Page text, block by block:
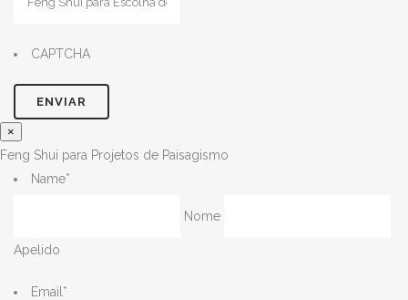
CAPTCHA
×
Feng Shui para Projetos de Paisagismo
Name*
Nome
Apelido
Email *